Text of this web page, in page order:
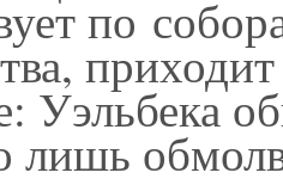
по
Уэльбека
лишь